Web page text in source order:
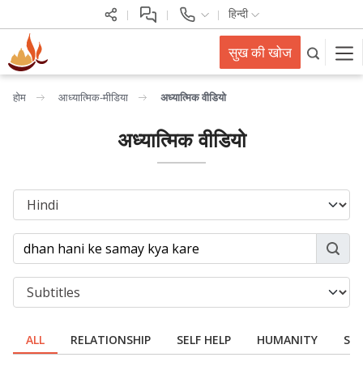
हिन्दी
सुख की खोज
होम आध्यात्मिक-मीडिया अध्यात्मिक वीडियो
अध्यात्मिक वीडियो
ALL RELATIONSHIP SELF HELP HUMANITY